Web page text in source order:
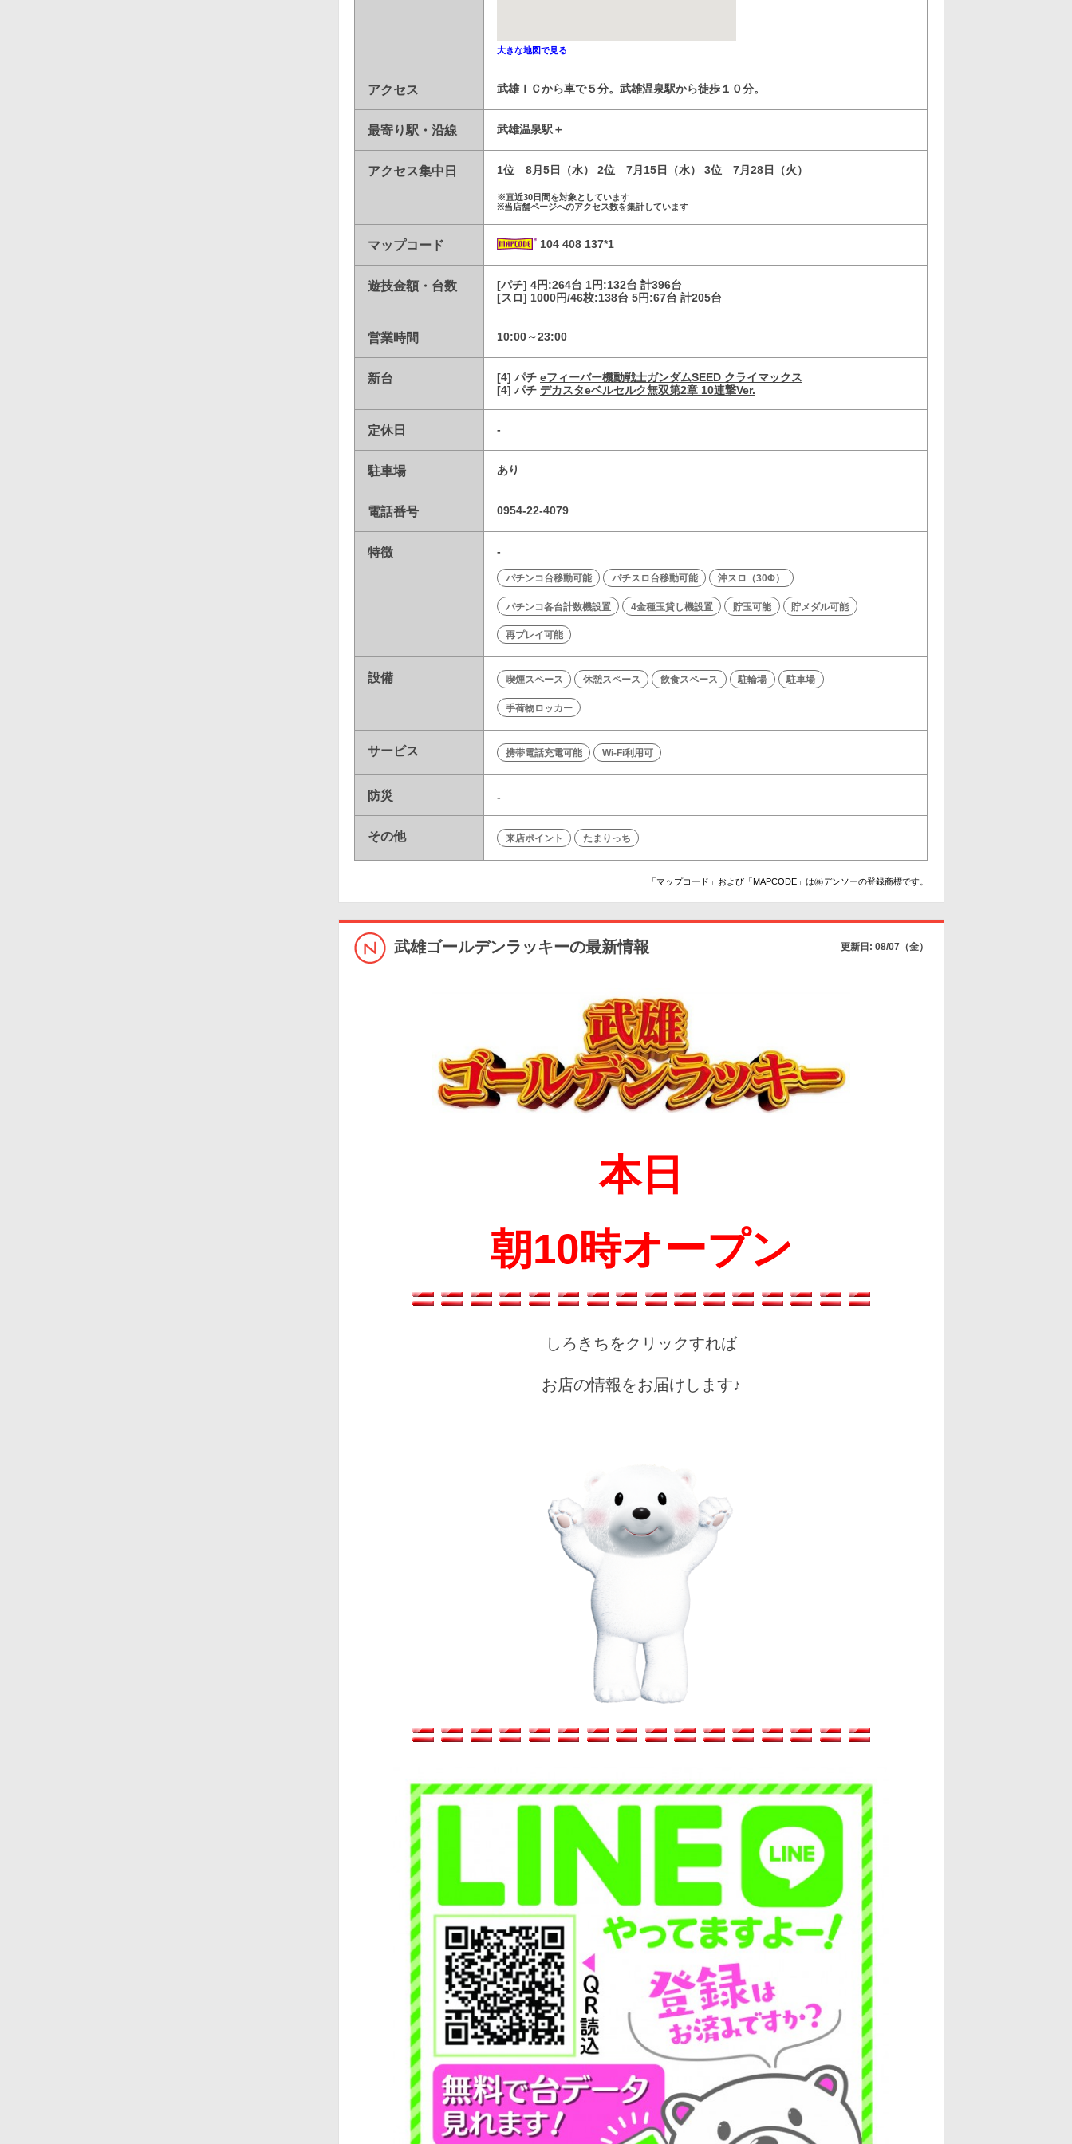
大きな地図で見る
アクセス 武雄ＩＣから車で５分。武雄温泉駅から徒歩１０分。
最寄り駅・沿線 武雄温泉駅
アクセス集中日 1位 8月5日（水） 2位 7月15日（水） 3位 7月28日（火）
※直近30日間を対象としています
※当店舗ページへのアクセス数を集計しています
マップコード 104 408 137*1
遊技金額・台数
[パチ] 4円:264台 1円:132台 計396台
[スロ] 1000円/46枚:138台 5円:67台 計205台
営業時間 10:00～23:00
新台 [4] パチ eフィーバー機動戦士ガンダムSEED クライマックス
[4] パチ デカスタeベルセルク無双第2章 10連撃Ver.
定休日 -
駐車場 あり
電話番号 0954-22-4079
特徴 -
パチンコ台移動可能 パチスロ台移動可能 沖スロ（30Φ）
パチンコ各台計数機設置 4金種玉貸し機設置 貯玉可能 貯メダル可能
再プレイ可能
設備 喫煙スペース 休憩スペース 飲食スペース 駐輪場 駐車場
手荷物ロッカー
サービス 携帯電話充電可能 Wi-Fi利用可
防災 -
その他 来店ポイント たまりっち
「マップコード」および「MAPCODE」は㈱デンソーの登録商標です。
武雄ゴールデンラッキーの最新情報 更新日: 08/07（金）
本日
朝10時オープン
しろきちをクリックすれば
お店の情報をお届けします♪